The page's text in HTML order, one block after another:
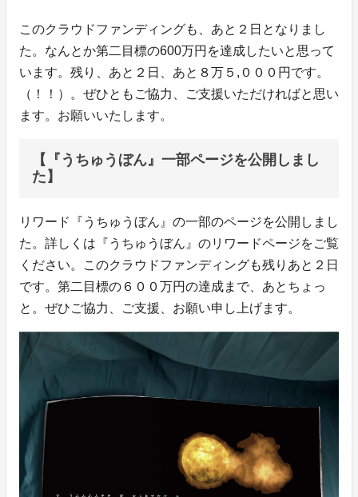
このクラウドファンディングも、あと２日となりまし
た。なんとか第二目標の600万円を達成したいと思って
います。残り、あと２日、あと８万５,０００円です。
（！！）。ぜひともご協力、ご支援いただければと思い
ます。お願いいたします。
【『うちゅうぼん』一部ページを公開しまし
た】
リワード『うちゅうぼん』の一部のページを公開しまし
た。詳しくは『うちゅうぼん』のリワードページをご覧
ください。このクラウドファンディングも残りあと２日
です。第二目標の６００万円の達成まで、あとちょっ
と。ぜひご協力、ご支援、お願い申し上げます。